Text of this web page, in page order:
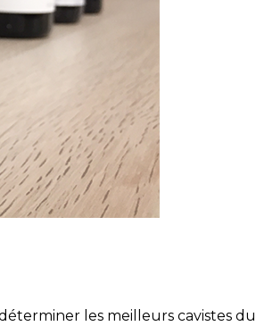
les meilleurs cavistes du